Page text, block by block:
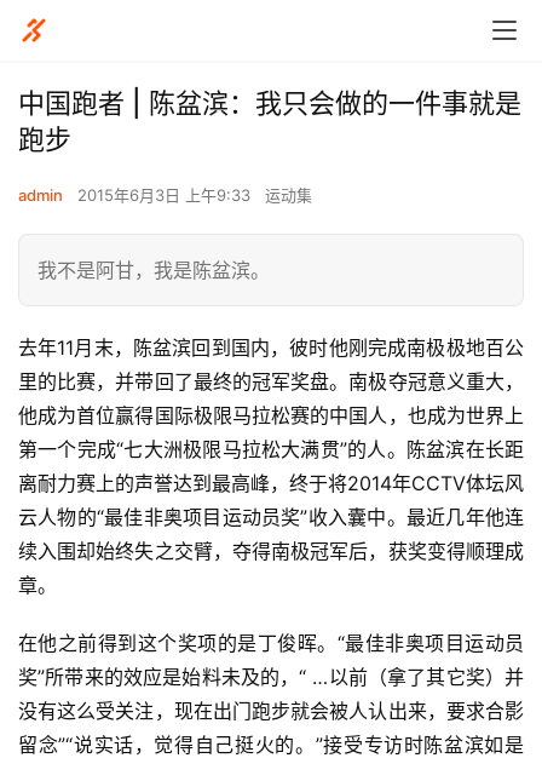
中国跑者 | 陈盆滨：我只会做的一件事就是
跑步
admin 2015年6月3日 上午9:33 运动集
我不是阿甘，我是陈盆滨。
去年11月末，陈盆滨回到国内，彼时他刚完成南极极地百公
里的比赛，并带回了最终的冠军奖盘。南极夺冠意义重大，
他成为首位赢得国际极限马拉松赛的中国人，也成为世界上
第一个完成“七大洲极限马拉松大满贯”的人。陈盆滨在长距
离耐力赛上的声誉达到最高峰，终于将2014年CCTV体坛风
云人物的“最佳非奥项目运动员奖”收入囊中。最近几年他连
续入围却始终失之交臂，夺得南极冠军后，获奖变得顺理成
章。
在他之前得到这个奖项的是丁俊晖。“最佳非奥项目运动员
奖”所带来的效应是始料未及的，“ …以前（拿了其它奖）并
没有这么受关注，现在出门跑步就会被人认出来，要求合影
留念”“说实话，觉得自己挺火的。”接受专访时陈盆滨如是